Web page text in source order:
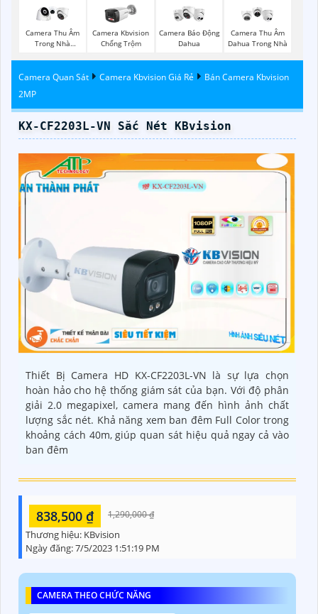
Camera Thu Âm
Trong Nhà
Camera Kbvision
Chống Trộm
Camera Báo Động
Dahua
Camera Thu Âm
Dahua Trong Nhà
Camera Quan Sát Camera Kbvision Giá Rẻ
Bán Camera Kbvision
2MP
KX-CF2203L-VN Sắc Nét KBvision
Thiết Bị Camera HD KX-CF2203L-VN là sự lựa chọn
hoàn hảo cho hệ thống giám sát của bạn. Với độ phân
giải 2.0 megapixel, camera mang đến hình ảnh chất
lượng sắc nét. Khả năng xem ban đêm Full Color trong
khoảng cách 40m, giúp quan sát hiệu quả ngay cả vào
ban đêm
838,500 ₫ 1,290,000 ₫
Thương hiệu: KBvision
Ngày đăng:7/5/2023 1:51:19 PM
CAMERA THEO CHỨC NĂNG